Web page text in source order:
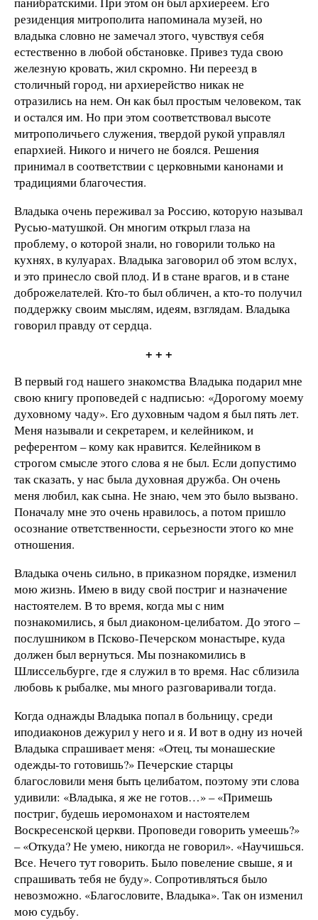
резиденция митрополита напоминала музей, но
владыка словно не замечал этого, чувствуя себя
естественно в любой обстановке. Привез туда свою
железную кровать, жил скромно. Ни переезд в
столичный город, ни архиерейство никак не
отразились на нем. Он как был простым человеком, так
и остался им. Но при этом соответствовал высоте
митрополичьего служения, твердой рукой управлял
епархией. Никого и ничего не боялся. Решения
принимал в соответствии с церковными канонами и
традициями благочестия.
Владыка очень переживал за Россию, которую называл
Русью-матушкой. Он многим открыл глаза на
проблему, о которой знали, но говорили только на
кухнях, в кулуарах. Владыка заговорил об этом вслух,
и это принесло свой плод. И в стане врагов, и в стане
доброжелателей. Кто-то был обличен, а кто-то получил
поддержку своим мыслям, идеям, взглядам. Владыка
говорил правду от сердца.
+ + +
В первый год нашего знакомства Владыка подарил мне
свою книгу проповедей с надписью: «Дорогому моему
духовному чаду». Его духовным чадом я был пять лет.
Меня называли и секретарем, и келейником, и
референтом – кому как нравится. Келейником в
строгом смысле этого слова я не был. Если допустимо
так сказать, у нас была духовная дружба. Он очень
меня любил, как сына. Не знаю, чем это было вызвано.
Поначалу мне это очень нравилось, а потом пришло
осознание ответственности, серьезности этого ко мне
отношения.
Владыка очень сильно, в приказном порядке, изменил
мою жизнь. Имею в виду свой постриг и назначение
настоятелем. В то время, когда мы с ним
познакомились, я был диаконом-целибатом. До этого –
послушником в Псково-Печерском монастыре, куда
должен был вернуться. Мы познакомились в
Шлиссельбурге, где я служил в то время. Нас сблизила
любовь к рыбалке, мы много разговаривали тогда.
Когда однажды Владыка попал в больницу, среди
иподиаконов дежурил у него и я. И вот в одну из ночей
Владыка спрашивает меня: «Отец, ты монашеские
одежды-то готовишь?» Печерские старцы
благословили меня быть целибатом, поэтому эти слова
удивили: «Владыка, я же не готов…» – «Примешь
постриг, будешь иеромонахом и настоятелем
Воскресенской церкви. Проповеди говорить умеешь?»
– «Откуда? Не умею, никогда не говорил». «Научишься.
Все. Нечего тут говорить. Было повеление свыше, я и
спрашивать тебя не буду». Сопротивляться было
невозможно. «Благословите, Владыка». Так он изменил
мою судьбу.